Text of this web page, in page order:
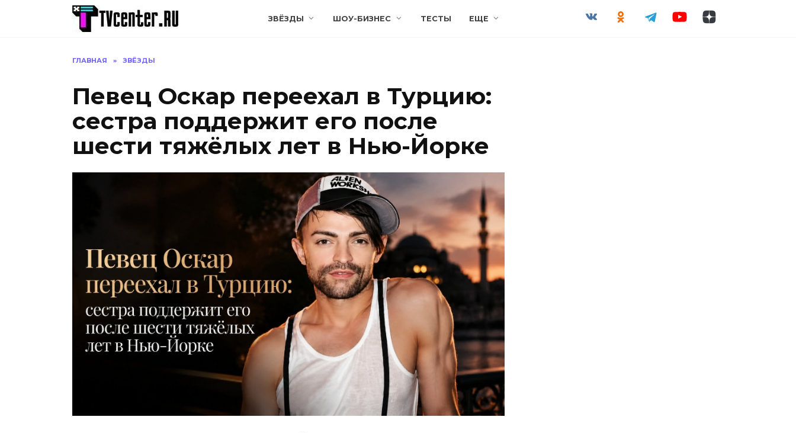
ЗВЁЗДЫ ШОУ-БИЗНЕС ТЕСТЫ ЕЩЕ
ГЛАВНАЯ » ЗВЁЗДЫ
Певец Оскар переехал в Турцию:
сестра поддержит его после
шести тяжёлых лет в Нью-Йорке